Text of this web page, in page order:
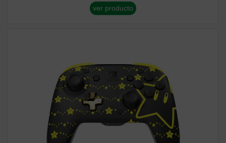
ver producto